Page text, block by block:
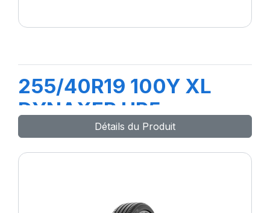
255/40R19 100Y XL
DYNAXER HP5
Détails du Produit